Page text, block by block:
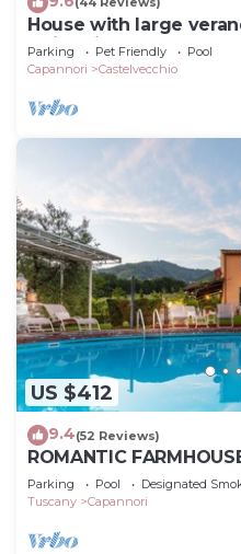
House with large
swimming pool
Parking Pet Friendly
Pool
Capannori
Castelvecchio
US $412
9.4(52 Reviews)
ROMANTIC
INFINITY POOL AND
Parking Pool
Designated
Tuscany
Capannori